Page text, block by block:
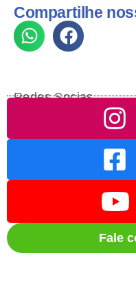
Compartilhe
Redes Socias
Fale